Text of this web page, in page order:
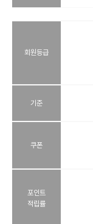
회원등급
기준
쿠폰
포인트
적립률